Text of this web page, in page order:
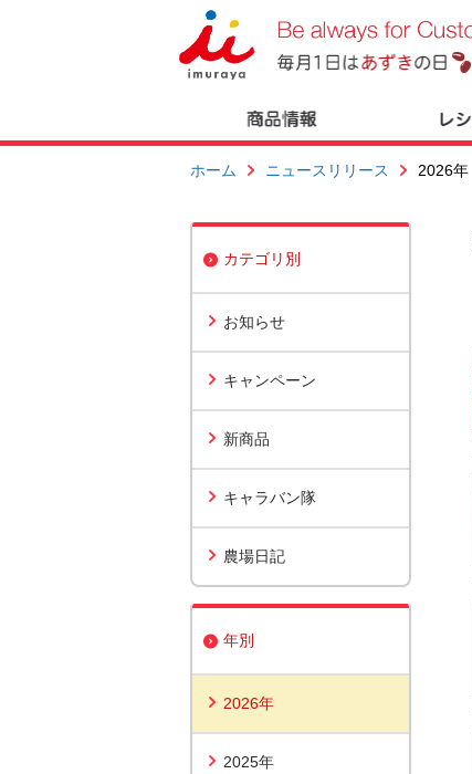
ホーム ニュースリリース 2026年
カテゴリ別
お知らせ
キャンペーン
新商品
キャラバン隊
農場日記
年別
2026年
2025年